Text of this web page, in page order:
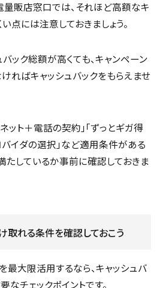
販店窓口では、それほど高額なキ
点には注意しておきましょう。
ック総額が高くても、キャンペーン
ればキャッシュバックをもらえませ
ット＋電話の契約」「ずっとギガ得
バイダの選択」など適用条件がある
たしているか事前に確認しておきま
取れる条件を確認しておこう
最大限活用するなら、キャッシュバ
チェックポイントです。